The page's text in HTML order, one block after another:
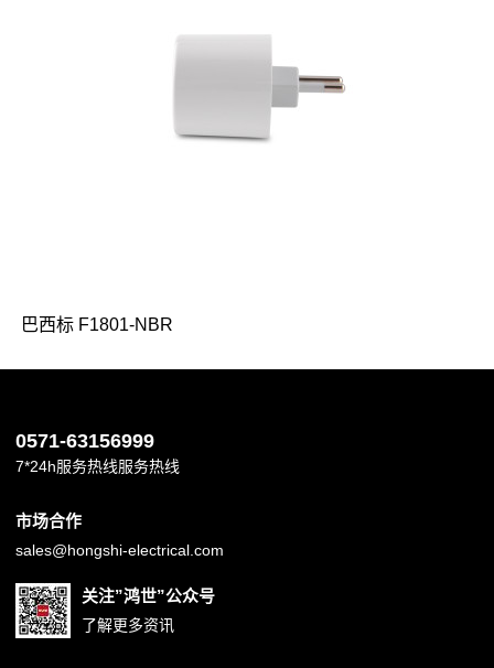
巴西标 F1801-NBR
0571-63156999
7*24h服务热线服务热线
市场合作
sales@hongshi-electrical.com
关注”鸿世”公众号
了解更多资讯